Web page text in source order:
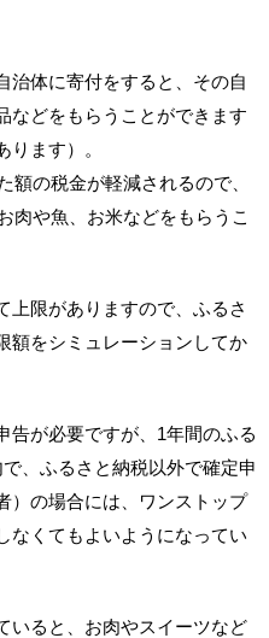
治体に寄付をすると、その自
などをもらうことができます
ります）。
額の税金が軽減されるので、
肉や魚、お米などをもらうこ
上限がありますので、ふるさ
額をシミュレーションしてか
告が必要ですが、1年間のふる
、ふるさと納税以外で確定申
）の場合には、ワンストップ
なくてもよいようになってい
いると、お肉やスイーツなど